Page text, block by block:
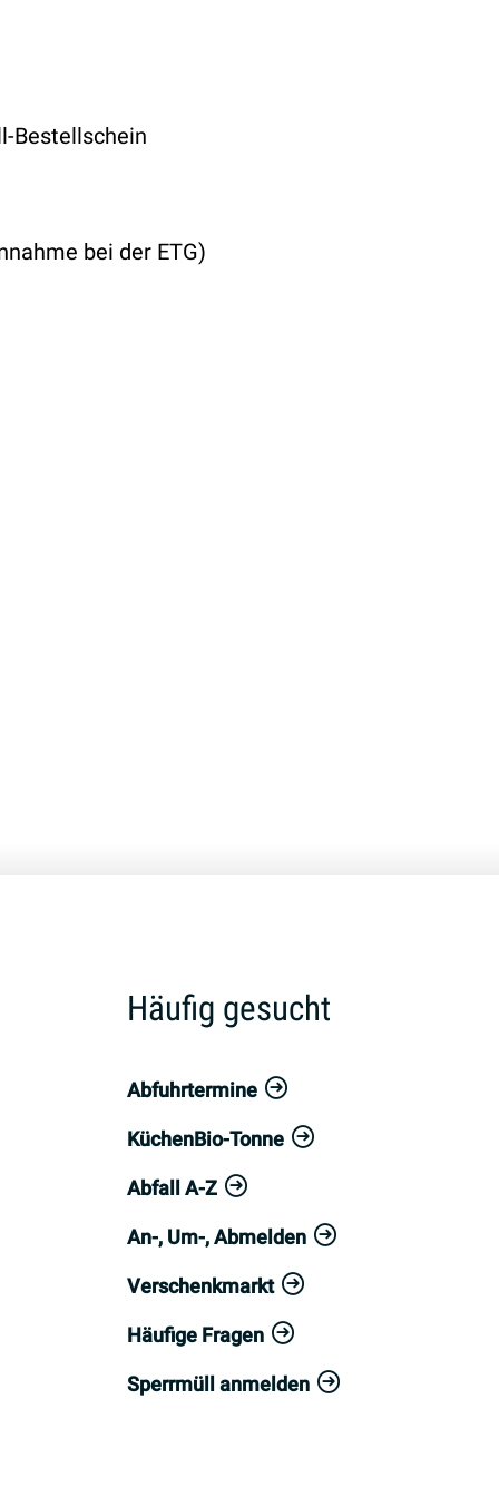
Bestellschein
bei der ETG)
Häufig gesucht
Abfuhrtermine
KüchenBio-Tonne
Abfall A-Z
An-, Um-, Abmelden
Verschenkmarkt
Häufige Fragen
Sperrmüll anmelden